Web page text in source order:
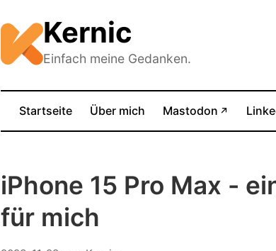
Kernic
Einfach meine Gedanken.
Startseite Über mich Mastodon ↗ (öffnet
iPhone 15 Pro Max -
für mich